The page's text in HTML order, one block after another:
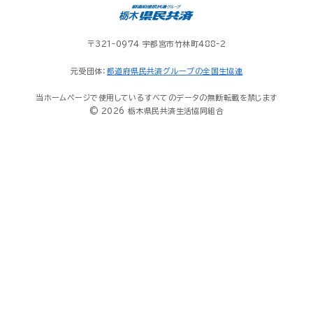
〒321-0974 宇都宮市竹林町488-2
元受団体： 都道府県民共済グループの全国生協連
当ホームページで使用しているすべてのデータの無断転載を禁じます
© 2026 栃木県民共済生活協同組合